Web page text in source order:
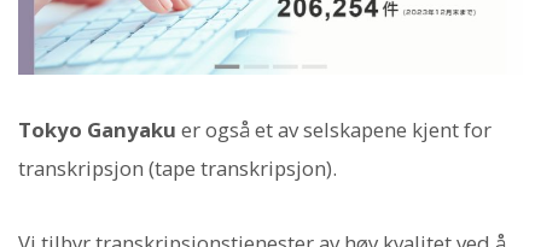
Tokyo Ganyaku er også et av selskapene kjent for
transkripsjon (tape transkripsjon).